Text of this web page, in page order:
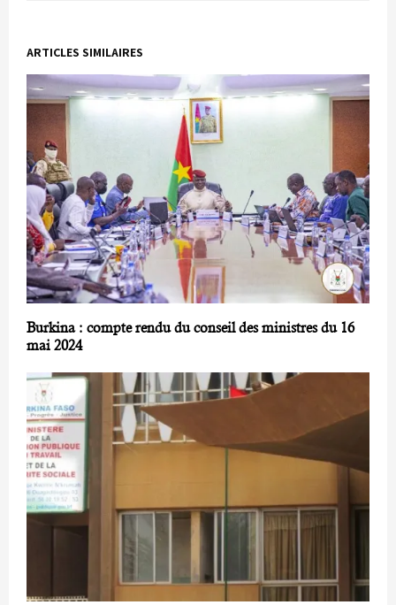
ARTICLES SIMILAIRES
Burkina : compte rendu du conseil des ministres du 16
mai 2024